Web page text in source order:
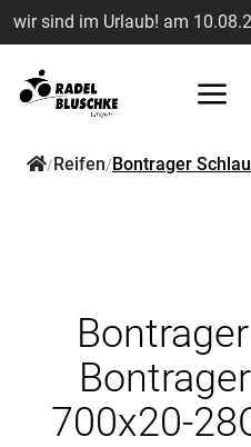
wir sind im Urlaub! am
/Reifen/Bontrager
700x20-